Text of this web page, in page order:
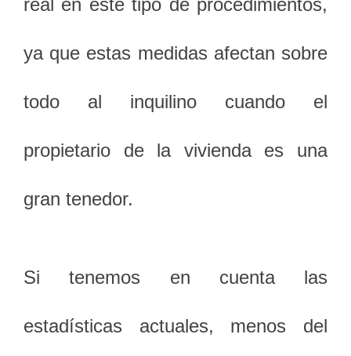
real en este tipo de procedimientos,
ya que estas medidas afectan sobre
todo al inquilino cuando el
propietario de la vivienda es una
gran tenedor.
Si tenemos en cuenta las
estadísticas actuales, menos del